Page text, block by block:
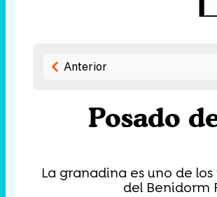
Anterior
Posado
La granadina es uno de
del Benidorm